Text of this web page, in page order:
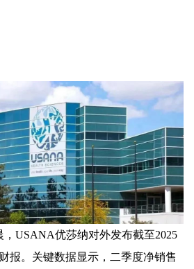
，USANA优莎纳对外发布截至2025
报。关键数据显示，二季度净销售